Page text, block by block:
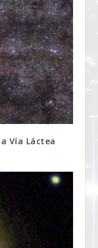
Vía Láctea